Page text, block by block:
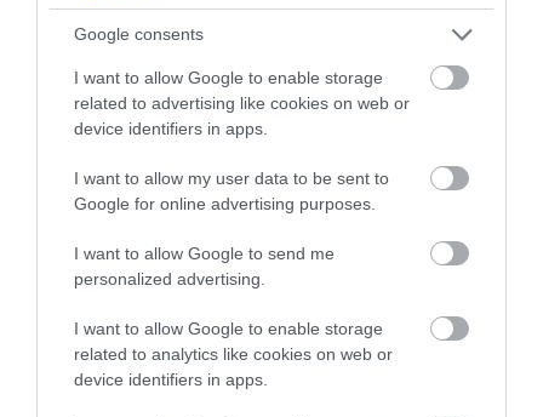
Google consents
I want to allow Google to enable storage
related to advertising like cookies on web or
device identifiers in apps.
I want to allow my user data to be sent to
Google for online advertising purposes.
I want to allow Google to send me
personalized advertising.
I want to allow Google to enable storage
related to analytics like cookies on web or
device identifiers in apps.